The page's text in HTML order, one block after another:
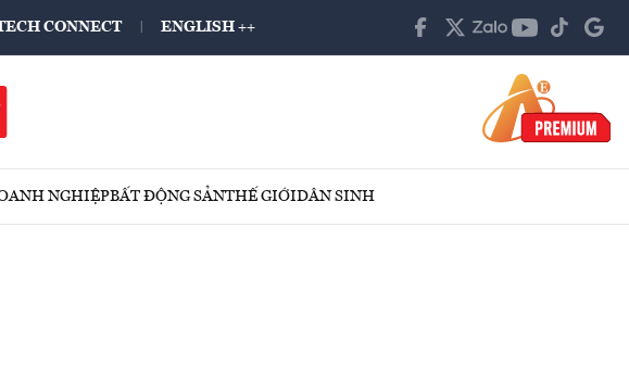
CONNECT ENGLISH ++
NGHIỆPBẤT ĐỘNG SẢNTHẾ GIỚIDÂN SINH